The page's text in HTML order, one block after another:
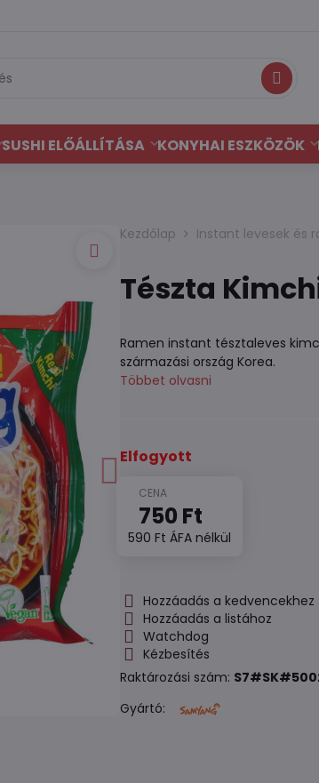
Keresés
SUSHI ELŐÁLLÍTÁSA KONYHAI ESZKÖZÖK
Kezdőlap Instant levesek és
Tészta
Ramen instant tésztaleves
származási ország Korea.
Többet olvasni
Elfogyott
750 Ft
590 Ft ÁFA nélkül
Hozzáadás a kedvencekhez
Hozzáadás a listához
Watchdog
Kézbesítés
Raktározási szám:
Gyártó: